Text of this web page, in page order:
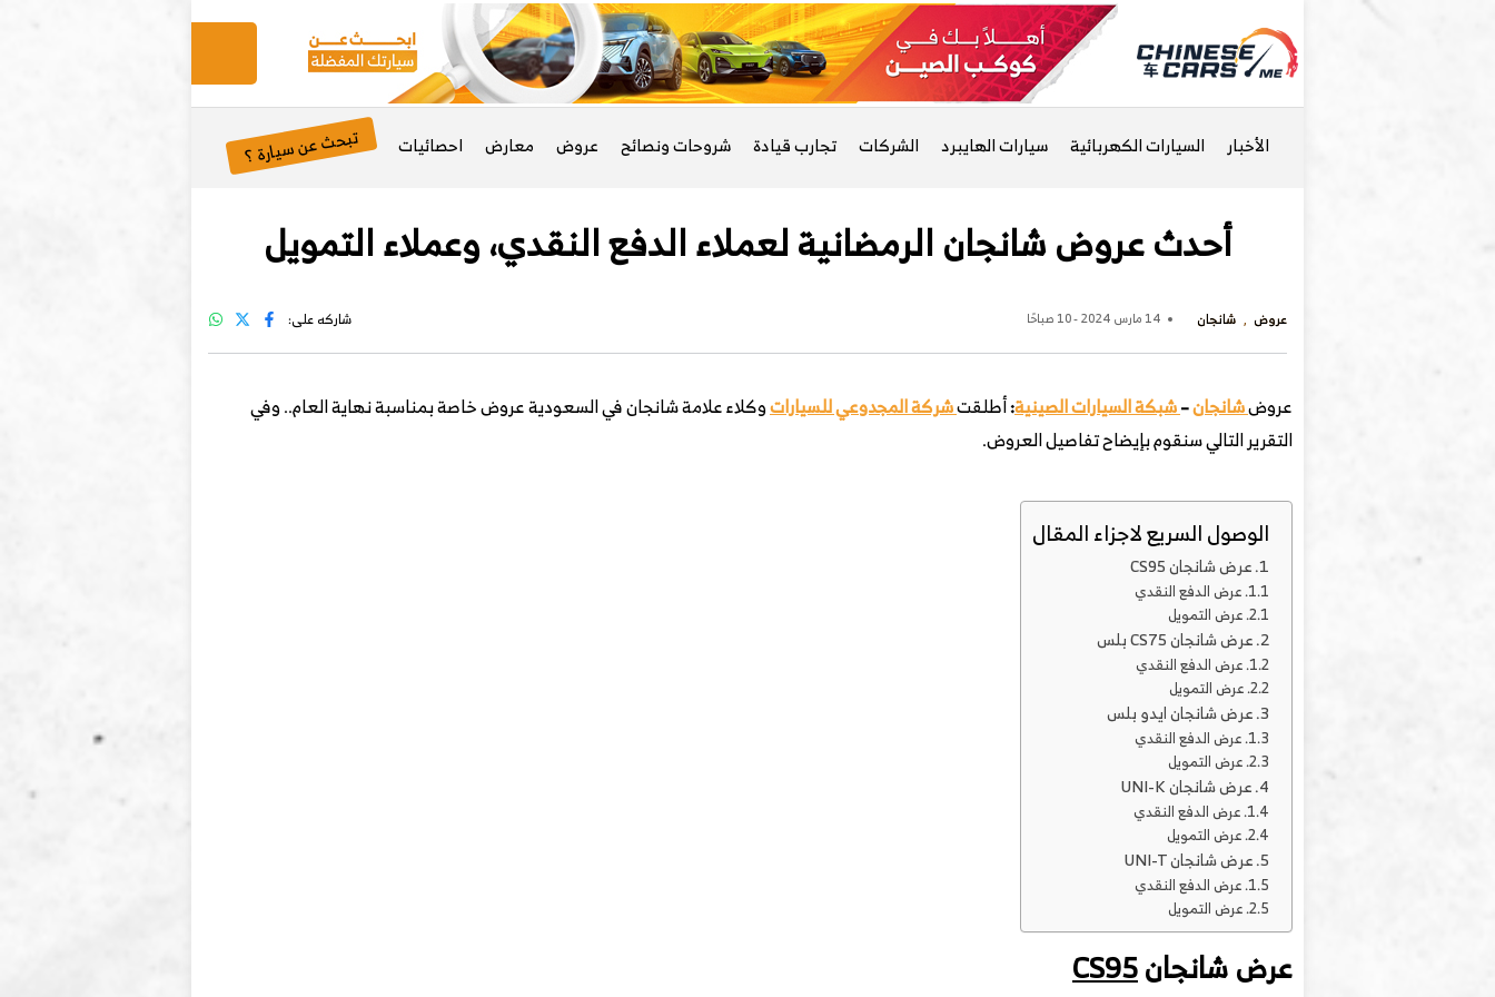
الأخبار السيارات الكهربائية سيارات الهايبرد الشركات تجارب قيادة شروحات ونصائح عروض معارض احصائيات تبحث عن سيارة ؟
أحدث عروض شانجان الرمضانية لعملاء الدفع النقدي، وعملاء التمويل
عروض شانجان 14 مارس 2024 - 10 صباحًا شاركه على:
عروضشانجان–شبكة السيارات الصينية:أطلقتشركة المجدوعي للسياراتوكلاء علامة شانجان في السعودية عروض خاصة بمناسبة نهاية العام.. وفي
التقرير التالي سنقوم بإيضاح تفاصيل العروض.
الوصول السريع لاجزاء المقال
عرض شانجان CS95
عرض الدفع النقدي
عرض التمويل
عرض شانجان CS75 بلس
عرض الدفع النقدي
عرض التمويل
عرض شانجان ايدو بلس
عرض الدفع النقدي
عرض التمويل
عرض شانجان UNI-K
عرض الدفع النقدي
عرض التمويل
عرض شانجان UNI-T
عرض الدفع النقدي
عرض التمويل
عرض شانجانCS95